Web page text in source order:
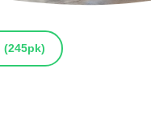
(245pk)